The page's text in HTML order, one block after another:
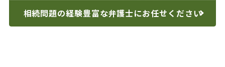
相続問題の経験豊富な弁護士にお任せください